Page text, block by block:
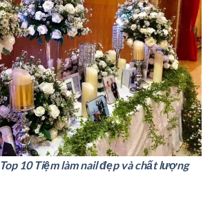
Top 10 Tiệm làm nail đẹp và chất lượng